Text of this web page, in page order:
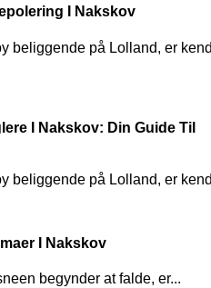
I Nakskov
beliggende på Lolland, er
I Nakskov: Din Guide Til
beliggende på Lolland, er
I Nakskov
begynder at falde, er...